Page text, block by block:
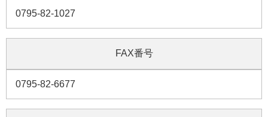
0795-82-1027
FAX番号
0795-82-6677